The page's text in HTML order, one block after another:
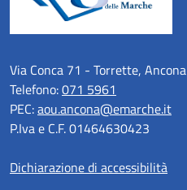
Via Conca 71 - Torrette, Ancona
Telefono:071 5961
PEC:aou.ancona@emarche.it
P.Iva e C.F. 01464630423
Dichiarazione di accessibilità